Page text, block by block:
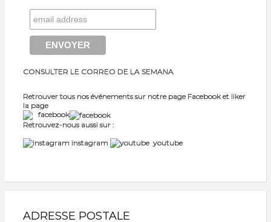
CONSULTER LE CORREO DE LA SEMANA
Retrouver tous nos événements sur notre page Facebook et liker
la page
facebook
Retrouvez-nous aussi sur :
instagram
youtube
ADRESSE POSTALE